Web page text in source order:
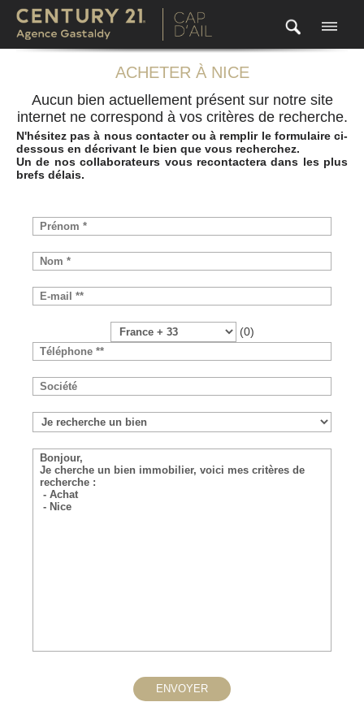
ACHETER À NICE
Aucun bien actuellement présent sur notre site
internet ne correspond à vos critères de recherche.
N'hésitez pas à nous contacter ou à remplir le formulaire ci-
dessous en décrivant le bien que vous recherchez.
Un de nos collaborateurs vous recontactera dans les plus
brefs délais.
(0)
ENVOYER